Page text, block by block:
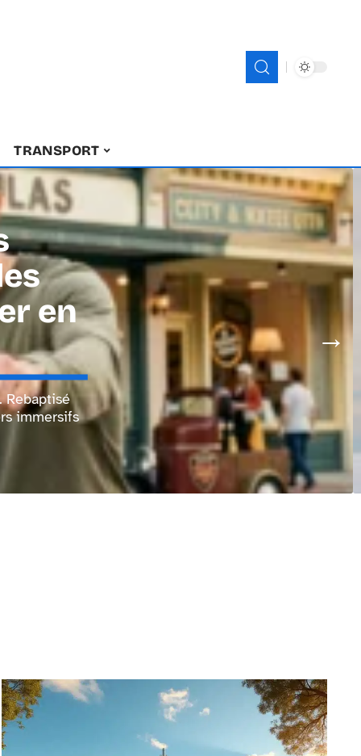
TRANSPORT
en
Rebaptisé
immersifs